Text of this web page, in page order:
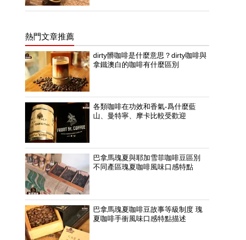
熱門文章推薦
dirty髒咖啡是什麼意思？dirty咖啡與
拿鐵澳白的咖啡有什麼區別
各類咖啡在功效和香氣-爲什麼藍
山、曼特寧、摩卡比較受歡迎
巴拿馬瑰夏與耶加雪菲咖啡豆區別
不同產區瑰夏咖啡風味口感特點
巴拿馬瑰夏咖啡豆故事等級制度 瑰
夏咖啡手衝風味口感特點描述